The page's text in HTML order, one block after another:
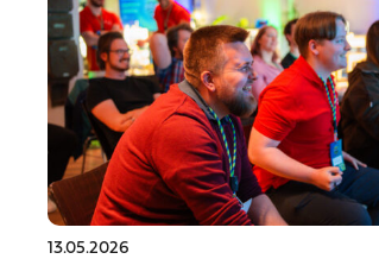
13.05.2026